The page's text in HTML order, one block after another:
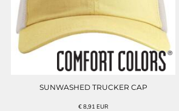
SUNWASHED TRUCKER CAP
€8,91 EUR